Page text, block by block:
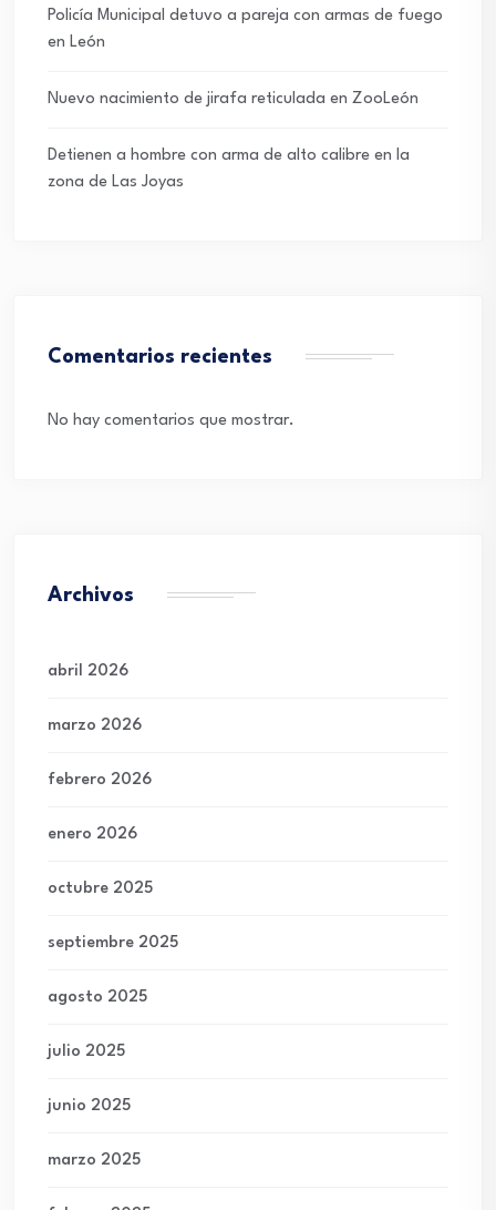
Policía Municipal detuvo a pareja con armas de fuego
en León
Nuevo nacimiento de jirafa reticulada en ZooLeón
Detienen a hombre con arma de alto calibre en la
zona de Las Joyas
Comentarios recientes
No hay comentarios que mostrar.
Archivos
abril 2026
marzo 2026
febrero 2026
enero 2026
octubre 2025
septiembre 2025
agosto 2025
julio 2025
junio 2025
marzo 2025